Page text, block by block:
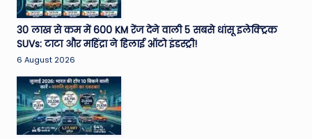
30 लाख से कम में 600 KM रेंज देने वाली 5 सबसे धांसू इलेक्ट्रिक
SUVs: टाटा और महिंद्रा ने हिलाई ऑटो इंडस्ट्री!
6 August 2026